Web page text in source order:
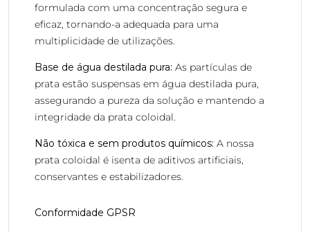
formulada com uma concentração segura e
eficaz, tornando-a adequada para uma
multiplicidade de utilizações.
Base de água destilada pura: As partículas de
prata estão suspensas em água destilada pura,
assegurando a pureza da solução e mantendo a
integridade da prata coloidal.
Não tóxica e sem produtos químicos: A nossa
prata coloidal é isenta de aditivos artificiais,
conservantes e estabilizadores.
Conformidade GPSR